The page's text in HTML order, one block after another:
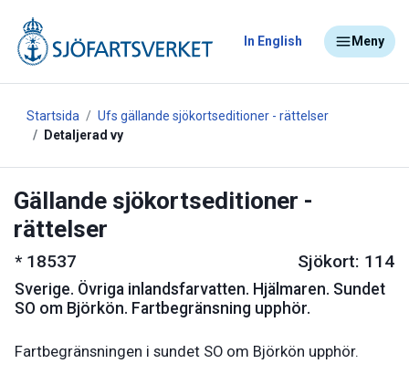
In English Meny
Startsida
Ufs gällande sjökortseditioner - rättelser
Detaljerad vy
Gällande sjökortseditioner -
rättelser
* 18537 Sjökort: 114
Sverige. Övriga inlandsfarvatten. Hjälmaren. Sundet
SO om Björkön. Fartbegränsning upphör.
Fartbegränsningen i sundet SO om Björkön upphör.